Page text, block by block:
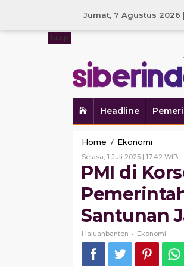
Jumat, 7 Agustus 2026 |
Headline
tutup
Home / Ekonomi
di
Korsel
Pulang
Jenazah
Selasa, 1 Juli 2025 | 17:42 WIB
PMI di
Santunan
Haluanbanten - Ekonomi